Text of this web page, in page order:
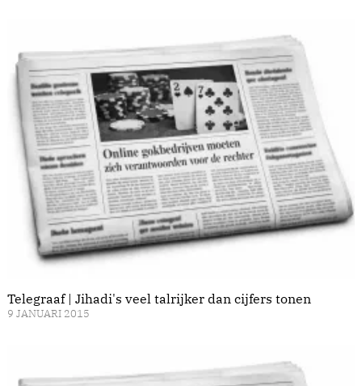
Telegraaf | Jihadi's veel talrijker dan cijfers tonen
9 JANUARI 2015